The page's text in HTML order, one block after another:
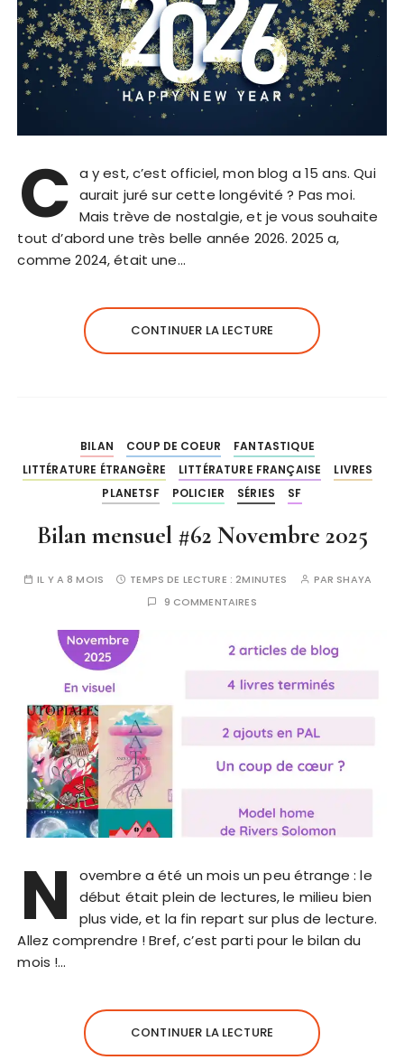
C a y est, c’est officiel, mon blog a 15 ans. Qui
aurait juré sur cette longévité ? Pas moi.
Mais trève de nostalgie, et je vous souhaite
tout d’abord une très belle année 2026. 2025 a,
comme 2024, était une…
CONTINUER LA LECTURE
BILAN COUP DE COEUR
FANTASTIQUE
LITTÉRATURE ÉTRANGÈRE
LITTÉRATURE FRANÇAISE
LIVRES
PLANETSF
POLICIER SÉRIES SF
Bilan mensuel #62 Novembre 2025
IL Y A 8 MOIS TEMPS DE LECTURE :2MINUTES PAR SHAYA
9 COMMENTAIRES
N
ovembre a été un mois un peu étrange : le
début était plein de lectures, le milieu bien
plus vide, et la fin repart sur plus de lecture.
Allez comprendre ! Bref, c’est parti pour le bilan du
mois !…
CONTINUER LA LECTURE